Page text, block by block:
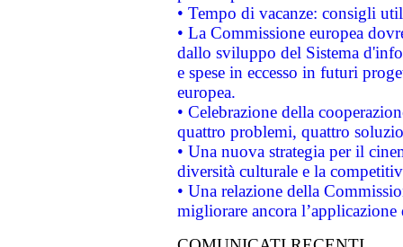
• Tempo di vacanze: consigli
• La Commissione europea
dallo sviluppo del Sistema
e spese in eccesso in futuri
europea.
• Celebrazione della
quattro problemi, quattro
• Una nuova strategia per il
diversità culturale e la
• Una relazione della
migliorare ancora